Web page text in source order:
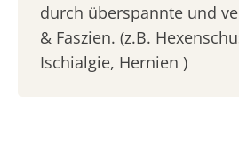
durch überspannte und
& Faszien. (z.B.
Ischialgie, Hernien )